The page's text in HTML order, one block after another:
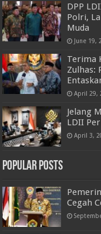
DPP
Polri,
Muda
June 19,
Terima
Zulhas:
April 29,
Jelang
LDII
April 3,
Popular Posts
Cegah